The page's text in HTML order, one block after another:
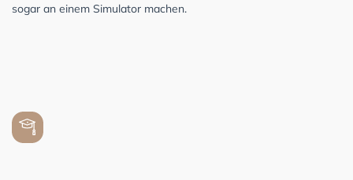
sogar an einem Simulator machen.